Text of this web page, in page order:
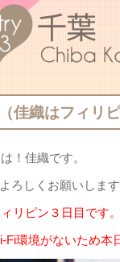
佳織はフィリ
！佳織です。
ろしくお願いしま
リピン３日目です
Fi環境がないため本